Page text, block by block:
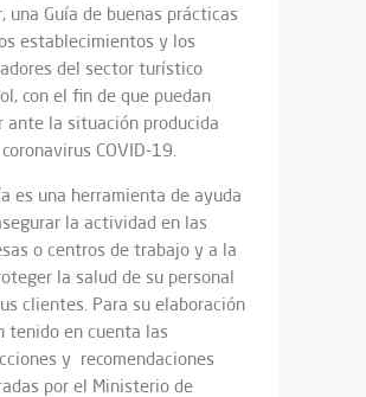
una Guía de buenas prácticas
establecimientos y los
del sector turístico
con el fin de que puedan
ante la situación producida
COVID-19.
es una herramienta de ayuda
la actividad en las
o centros de trabajo y a la
la salud de su personal
clientes. Para su elaboración
tenido en cuenta las
y recomendaciones
por el Ministerio de